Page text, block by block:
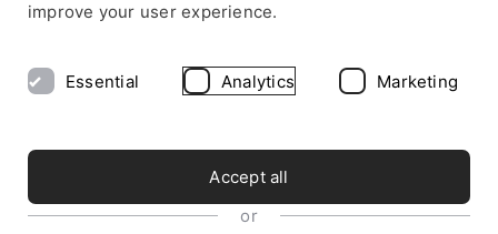
improve your user experience.
Essential Analytics Marketing
Accept all
or